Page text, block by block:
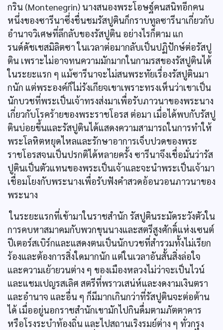
กริน (Montenegrin) นางสนองพระโอษฐ์คนสนิทอีกคน
หนึ่งของซารีนาซึ่งชื่นชมรัสปูตินก็กราบทูลซารีนาเกี่ยวกับ
อำนาจวิเศษที่ลึกลับของรัสปูติน อย่างไรก็ตาม แก
รนด์ดัชเชสมิลิตซา ในเวลาต่อมากลับเป็นปฏิปักษ์ต่อรัสปู
ติน เพราะไม่อาจทนความมักมากในกามรสของรัสปูตินได้
ในระยะแรก ๆ แม้ซารีนาจะไม่สนพระทัยเรื่องรัสปูตินมา
กนัก แต่พระองค์ก็ไม่รังเกียจเขาเพราะทรงเห็นว่าเขาเป็น
นักบวชที่พระเป็นเจ้าทรงส่งมาเพื่อรับภาวนาของพระนาง
เกี่ยวกับโรคร้ายของพระราชโอรส ต่อมา เมื่อได้พบกับรัสปู
ตินบ่อยขึ้นและรัสปูตินได้แสดงความสามารถในการทำให้
พระโลหิตหยุดไหลและรักษาอาการเจ็บปวดของพระ
ราชโอรสจนเป็นปรกติได้หลายครั้ง ซารีนาจึงเชื่อมั่นว่ารัส
ปูตินเป็นตัวแทนของพระเป็นเจ้าและจะนำพระเป็นเจ้ามา
เชื่อมโยงกับพระนางเพื่อรับฟังคำสวดอ้อนวอนภาวนาของ
พระนาง
ในระยะแรกที่เข้ามาในราชสำนัก รัสปูตินระมัดระวังตัวใน
การคบหาสมาคมกับพวกขุนนางและสตรีสูงศักดิ์แห่งเซนต์
ปีเตอร์สเบิร์กและแสดงตนเป็นนักบวชที่สำรวมทั้งไม่เรียก
ร้องและต้องการสิ่งใดมากนัก แต่ในเวลาอันสั้นสิ่งล่อใจ
และความเย้ายวนต่าง ๆ ของเมืองหลวงไม่ว่าจะเป็นไวน์
และแชมเปญรสเลิศ สตรีที่พราวเสน่ห์และงดงามเงินตรา
และอำนาจ และอื่น ๆ ก็มีมากเกินกว่าที่รัสปูตินจะต่อต้าน
ได้ เมื่ออยู่นอกราชสำนักเขามักไปกินดื่มตามภัตตาคาร
หรือโรงระบำท้องถิ่น และไปสถานเริงรมย์ต่าง ๆ ทั่วกรุง